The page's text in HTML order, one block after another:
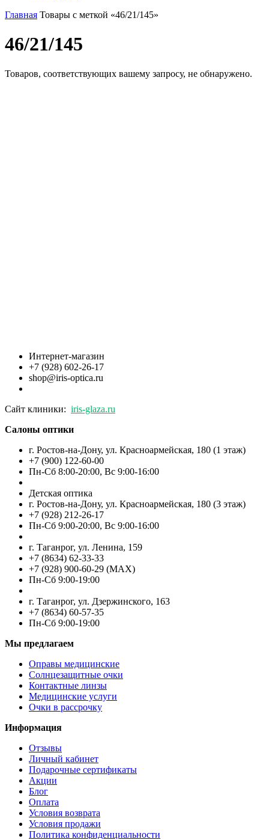
Главная Товары с меткой «46/21/145»
46/21/145
Товаров, соответствующих вашему запросу, не обнаружено.
Интернет-магазин
+7 (928) 602-26-17
shop@iris-optica.ru
Сайт клиники: iris-glaza.ru
Салоны оптики
г. Ростов-на-Дону, ул. Красноармейская, 180 (1 этаж)
+7 (900) 122-60-00
Пн-Cб 8:00-20:00, Вс 9:00-16:00
Детская оптика
г. Ростов-на-Дону, ул. Красноармейская, 180 (3 этаж)
+7 (928) 212-26-17
Пн-Cб 9:00-20:00, Вс 9:00-16:00
г. Таганрог, ул. Ленина, 159
+7 (8634) 62-33-33
+7 (928) 900-60-29 (MAX)
Пн-Cб 9:00-19:00
г. Таганрог, ул. Дзержинского, 163
+7 (8634) 60-57-35
Пн-Сб 9:00-19:00
Мы предлагаем
Оправы медицинские
Солнцезащитные очки
Контактные линзы
Медицинские услуги
Очки в рассрочку
Информация
Отзывы
Личный кабинет
Подарочные сертификаты
Акции
Блог
Оплата
Условия возврата
Условия продажи
Политика конфиденциальности